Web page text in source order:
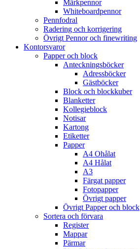
Märkpennor
Whiteboardpennor
Pennfodral
Radering och korrigering
Övrigt Pennor och finewriting
Kontorsvaror
Papper och block
Anteckningsböcker
Adressböcker
Gästböcker
Block och blockkuber
Blanketter
Kollegieblock
Notisar
Kartong
Etiketter
Papper
A4 Ohålat
A4 Hålat
A3
Färgat papper
Fotopapper
Övrigt papper
Övrigt Papper och block
Sortera och förvara
Register
Mappar
Pärmar